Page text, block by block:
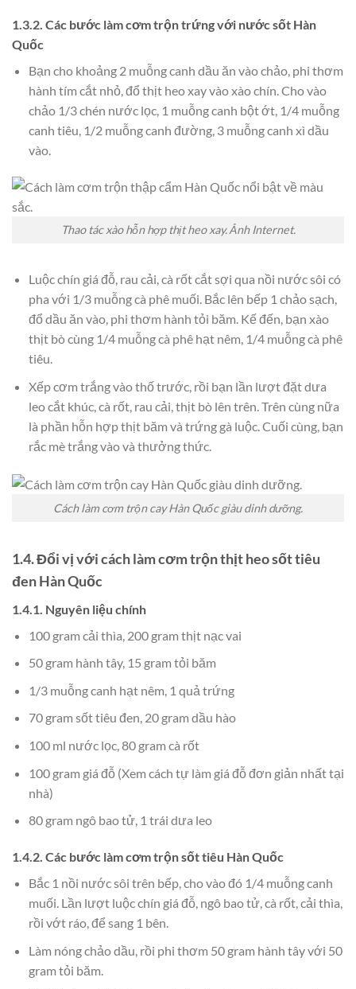
1.3.2. Các bước làm cơm trộn trứng với nước sốt Hàn
Quốc
Bạn cho khoảng 2 muỗng canh dầu ăn vào chảo, phi thơm
hành tím cắt nhỏ, đổ thịt heo xay vào xào chín. Cho vào
chảo 1/3 chén nước lọc, 1 muỗng canh bột ớt, 1/4 muỗng
canh tiêu, 1/2 muỗng canh đường, 3 muỗng canh xì dầu
vào.
Thao tác xào hỗn hợp thịt heo xay. Ảnh Internet.
Luộc chín giá đỗ, rau cải, cà rốt cắt sợi qua nồi nước sôi có
pha với 1/3 muỗng cà phê muối. Bắc lên bếp 1 chảo sạch,
đổ dầu ăn vào, phi thơm hành tỏi băm. Kế đến, bạn xào
thịt bò cùng 1/4 muỗng cà phê hạt nêm, 1/4 muỗng cà phê
tiêu.
Xếp cơm trắng vào thố trước, rồi bạn lần lượt đặt dưa
leo cắt khúc, cà rốt, rau cải, thịt bò lên trên. Trên cùng nữa
là phần hỗn hợp thịt băm và trứng gà luộc. Cuối cùng, bạn
rắc mè trắng vào và thưởng thức.
Cách làm cơm trộn cay Hàn Quốc giàu dinh dưỡng.
1.4. Đổi vị với cách làm cơm trộn thịt heo sốt tiêu
đen Hàn Quốc
1.4.1. Nguyên liệu chính
100 gram cải thìa, 200 gram thịt nạc vai
50 gram hành tây, 15 gram tỏi băm
1/3 muỗng canh hạt nêm, 1 quả trứng
70 gram sốt tiêu đen, 20 gram dầu hào
100 ml nước lọc, 80 gram cà rốt
100 gram giá đỗ (Xem cách tự làm giá đỗ đơn giản nhất tại
nhà)
80 gram ngô bao tử, 1 trái dưa leo
1.4.2. Các bước làm cơm trộn sốt tiêu Hàn Quốc
Bắc 1 nồi nước sôi trên bếp, cho vào đó 1/4 muỗng canh
muối. Lần lượt luộc chín giá đỗ, ngô bao tử, cà rốt, cải thìa,
rồi vớt ráo, để sang 1 bên.
Làm nóng chảo dầu, rồi phi thơm 50 gram hành tây với 50
gram tỏi băm.